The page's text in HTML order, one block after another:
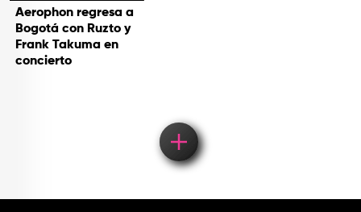
Aerophon regresa a
Bogotá con Ruzto y
Frank Takuma en
concierto